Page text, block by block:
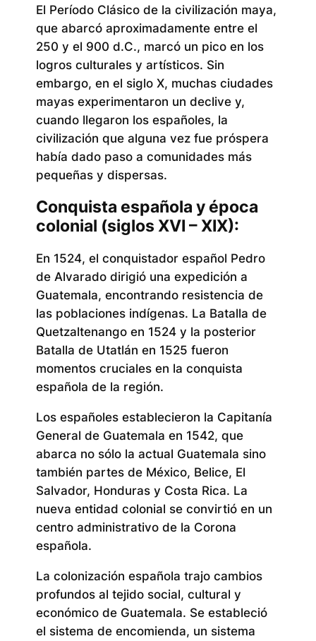
El Período Clásico de la civilización maya,
que abarcó aproximadamente entre el
250 y el 900 d.C., marcó un pico en los
logros culturales y artísticos. Sin
embargo, en el siglo X, muchas ciudades
mayas experimentaron un declive y,
cuando llegaron los españoles, la
civilización que alguna vez fue próspera
había dado paso a comunidades más
pequeñas y dispersas.
Conquista española y época
colonial (siglos XVI – XIX):
En 1524, el conquistador español Pedro
de Alvarado dirigió una expedición a
Guatemala, encontrando resistencia de
las poblaciones indígenas. La Batalla de
Quetzaltenango en 1524 y la posterior
Batalla de Utatlán en 1525 fueron
momentos cruciales en la conquista
española de la región.
Los españoles establecieron la Capitanía
General de Guatemala en 1542, que
abarca no sólo la actual Guatemala sino
también partes de México, Belice, El
Salvador, Honduras y Costa Rica. La
nueva entidad colonial se convirtió en un
centro administrativo de la Corona
española.
La colonización española trajo cambios
profundos al tejido social, cultural y
económico de Guatemala. Se estableció
el sistema de encomienda, un sistema